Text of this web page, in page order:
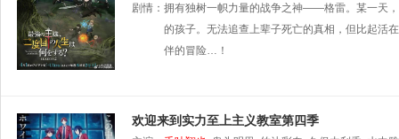
剧情： 拥有独树一帜力量的战争之神——格雷。某一天
的孩子。无法追查上辈子死亡的真相，但比起活
伴的冒险…！
欢迎来到实力至上主义教室第四季